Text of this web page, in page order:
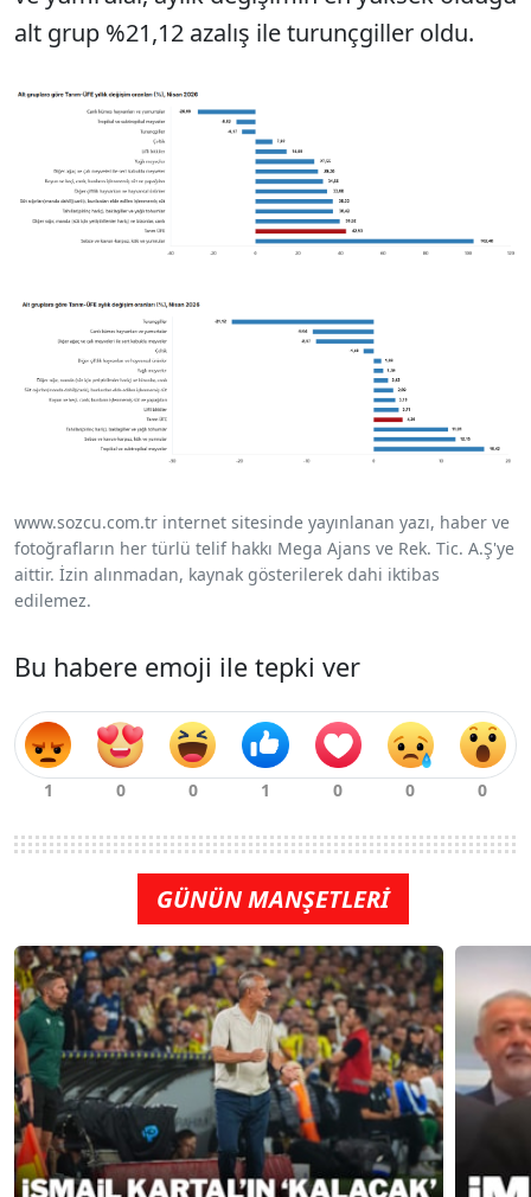
alt grup %21,12 azalış ile turunçgiller oldu.
www.sozcu.com.tr internet sitesinde yayınlanan yazı, haber ve
fotoğrafların her türlü telif hakkı Mega Ajans ve Rek. Tic. A.Ş'ye
aittir. İzin alınmadan, kaynak gösterilerek dahi iktibas
edilemez.
Bu habere emoji ile tepki ver
GÜNÜN MANŞETLERİ